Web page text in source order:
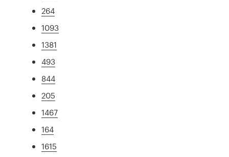
264
1093
1381
493
844
205
1467
164
1615